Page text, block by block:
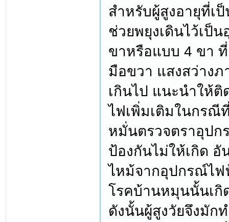
สำหรับผู้สูงอายุที่เ
ช่วยพยุงเดินไว้เป็
ขาหรือแบบ 4 ขา
มือขวา แสงสว่าง
เกินไป แนะนำให้
ไฟเพิ่มเติมในกรณี
หมั่นตรวจตราอุปก
ป้องกันไม่ให้เกิด
ไหม้จากอุปกรณ์ไฟ
โรคบ้านหมุนนั้นเกิ
ดังนั้นผู้สูงวัยจึงมัก